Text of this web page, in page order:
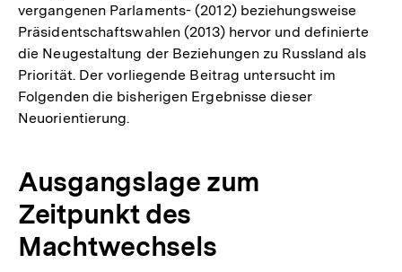
vergangenen Parlaments- (2012) beziehungsweise
Präsidentschaftswahlen (2013) hervor und definierte
die Neugestaltung der Beziehungen zu Russland als
Priorität. Der vorliegende Beitrag untersucht im
Folgenden die bisherigen Ergebnisse dieser
Neuorientierung.
Ausgangslage zum
Zeitpunkt des
Machtwechsels